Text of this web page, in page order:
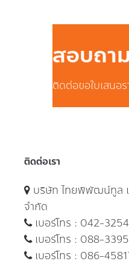
สอบถา
ติดต่อขอใบเสนอ
ติดต่อเรา
บริษัท ไทยพิพัฒน์ทูล
จำกัด
เบอร์โทร : 042-
เบอร์โทร : 088-
เบอร์โทร : 086-